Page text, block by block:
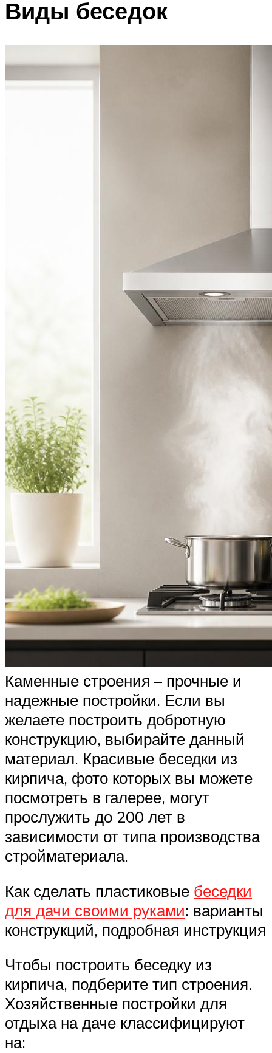
Виды беседок
Каменные строения – прочные и
надежные постройки. Если вы
желаете построить добротную
конструкцию, выбирайте данный
материал. Красивые беседки из
кирпича, фото которых вы можете
посмотреть в галерее, могут
прослужить до 200 лет в
зависимости от типа производства
стройматериала.
Как сделать пластиковые беседки
для дачи своими руками: варианты
конструкций, подробная инструкция
Чтобы построить беседку из
кирпича, подберите тип строения.
Хозяйственные постройки для
отдыха на даче классифицируют
на: